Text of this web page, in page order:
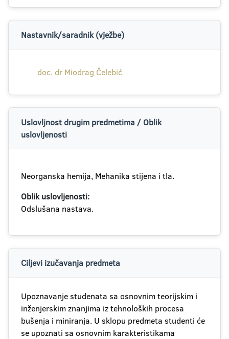
Nastavnik/saradnik (vježbe)
doc. dr Miodrag Čelebić
Uslovljnost drugim predmetima / Oblik
uslovljenosti
Neorganska hemija, Mehanika stijena i tla.
Oblik uslovljenosti:
Odslušana nastava.
Ciljevi izučavanja predmeta
Upoznavanje studenata sa osnovnim teorijskim i
inženjerskim znanjima iz tehnoloških procesa
bušenja i miniranja. U sklopu predmeta studenti će
se upoznati sa osnovnim karakteristikama